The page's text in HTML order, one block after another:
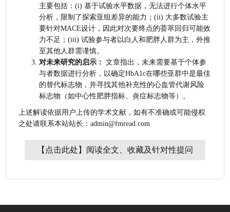
主要包括：(i) 基于试验水平数据，无法进行个体水平
分析，限制了探索亚组差异的能力；(ii) 大多数试验主
要针对MACE设计，因此对次要终点的荟萃回归可能效
力不足；(iii) 试验参与者以白人和肥胖人群为主，外推
至其他人群需谨慎。
对未来研究的启示： 文章指出，未来需要基于个体参
与者数据进行分析，以确定HbA1c在哪些亚群中是最佳
的替代标志物，并寻找其他补充性的心血管代谢风险
标志物（如中心性肥胖指标、炎症标志物等）。
上述解读依据用户上传的学术文献，如有不准确或可能侵权
之处请联系本站站长：admin@fmread.com
【点击此处】阅读全文、收藏及针对性提问